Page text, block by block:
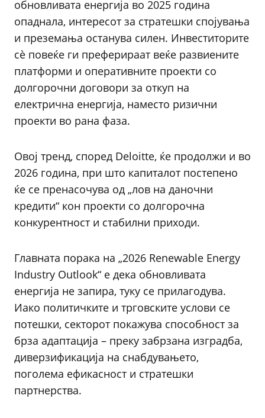
обновливата енергија во 2025 година
опаднала, интересот за стратешки спојувања
и преземања останува силен. Инвеститорите
сè повеќе ги преферираат веќе развиените
платформи и оперативните проекти со
долгорочни договори за откуп на
електрична енергија, наместо ризични
проекти во рана фаза.
Овој тренд, според Deloitte, ќе продолжи и во
2026 година, при што капиталот постепено
ќе се пренасочува од „лов на даночни
кредити“ кон проекти со долгорочна
конкурентност и стабилни приходи.
Главната порака на „2026 Renewable Energy
Industry Outlook“ е дека обновливата
енергија не запира, туку се прилагодува.
Иако политичките и трговските услови се
потешки, секторот покажува способност за
брза адаптација – преку забрзана изградба,
диверзификација на снабдувањето,
поголема ефикасност и стратешки
партнерства.